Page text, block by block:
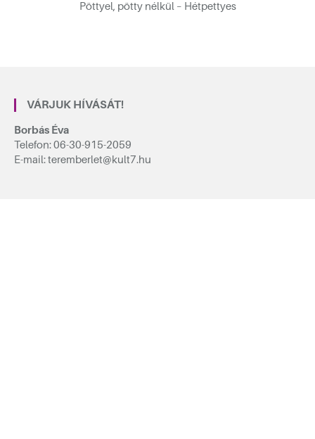
Pöttyel, pötty nélkül – Hétpettyes
VÁRJUK HÍVÁSÁT!
Borbás Éva
Telefon: 06-30-915-2059
E-mail: teremberlet@kult7.hu